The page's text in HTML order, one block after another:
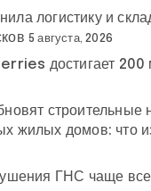
логистику и
5 августа, 2026
достигает 200
строительные
жилых домов: что
ГНС чаще